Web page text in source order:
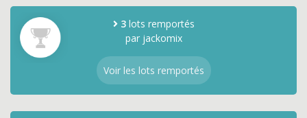
3lots remportés
par jackomix
Voir les lots remportés